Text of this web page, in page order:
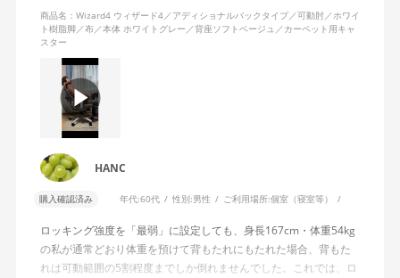
商品名：Wizard4 ウィザード4／アディショナルバックタイプ／可動肘／ホワイ
ト樹脂脚／布／本体 ホワイトグレー／背座ソフトベージュ／カーペット用キャ
スター
HANC
購入確認済み 年代:60代 性別:男性 ご利用場所:個室（寝室等）
ロッキング強度を「最弱」に設定しても、身長167cm・体重54kg
の私が通常どおり体重を預けて背もたれにもたれた場合、背もた
れは可動範囲の5割程度までしか倒れませんでした。これでは、ロ